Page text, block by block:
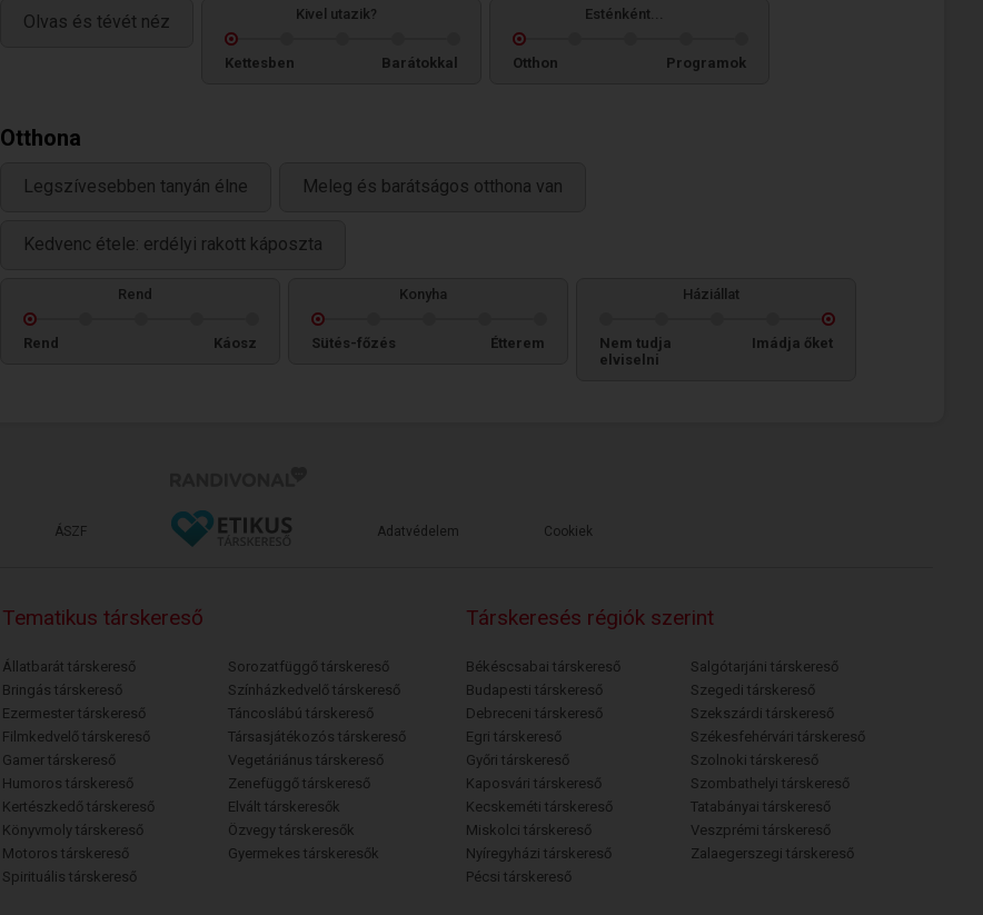
Olvas és tévét néz Kivel utazik?
Kettesben Barátokkal
Esténként...
Otthon Programok
Otthona
Legszívesebben tanyán élne Meleg és barátságos otthona van
Kedvenc étele: erdélyi rakott káposzta
Rend
Rend Káosz
Konyha
Sütés-főzés Étterem
Háziállat
Nem tudja
elviselni
Imádja őket
ÁSZF Adatvédelem Cookiek
Tematikus társkereső
Állatbarát társkereső
Bringás társkereső
Ezermester társkereső
Filmkedvelő társkereső
Gamer társkereső
Humoros társkereső
Kertészkedő társkereső
Könyvmoly társkereső
Motoros társkereső
Spirituális társkereső
Sorozatfüggő társkereső
Színházkedvelő társkereső
Táncoslábú társkereső
Társasjátékozós társkereső
Vegetáriánus társkereső
Zenefüggő társkereső
Elvált társkeresők
Özvegy társkeresők
Gyermekes társkeresők
Társkeresés régiók szerint
Békéscsabai társkereső
Budapesti társkereső
Debreceni társkereső
Egri társkereső
Győri társkereső
Kaposvári társkereső
Kecskeméti társkereső
Miskolci társkereső
Nyíregyházi társkereső
Pécsi társkereső
Salgótarjáni társkereső
Szegedi társkereső
Szekszárdi társkereső
Székesfehérvári társkereső
Szolnoki társkereső
Szombathelyi társkereső
Tatabányai társkereső
Veszprémi társkereső
Zalaegerszegi társkereső